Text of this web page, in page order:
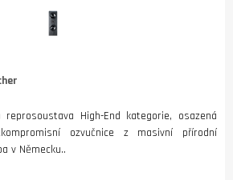
reprosoustava High-End kategorie, osazená
ozvučnice z masivní přírodní
v Německu..